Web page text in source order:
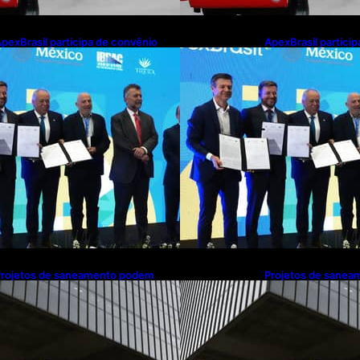
participa de convênio
investimento de R$ 2,63
em exportações de cachaça
de saneamento podem
18 milhões de brasileiros
ApexBrasil
para investimento
milhões em
Projetos de
beneficiar 18